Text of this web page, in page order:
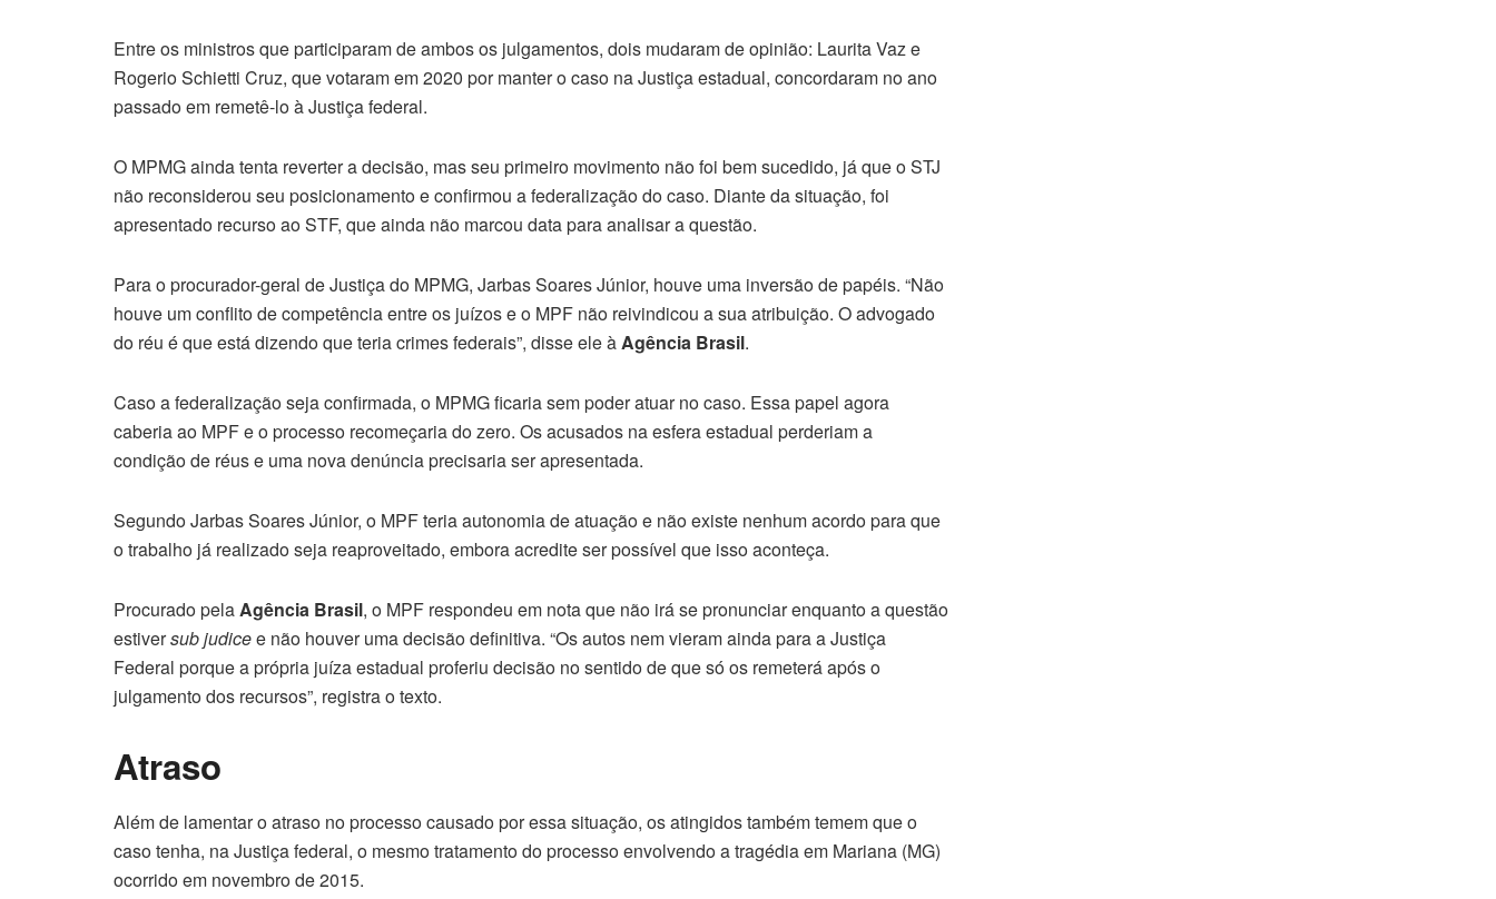
Entre os ministros que participaram de ambos os julgamentos, dois mudaram de opinião: Laurita Vaz e
Rogerio Schietti Cruz, que votaram em 2020 por manter o caso na Justiça estadual, concordaram no ano
passado em remetê-lo à Justiça federal.
O MPMG ainda tenta reverter a decisão, mas seu primeiro movimento não foi bem sucedido, já que o STJ
não reconsiderou seu posicionamento e confirmou a federalização do caso. Diante da situação, foi
apresentado recurso ao STF, que ainda não marcou data para analisar a questão.
Para o procurador-geral de Justiça do MPMG, Jarbas Soares Júnior, houve uma inversão de papéis. “Não
houve um conflito de competência entre os juízos e o MPF não reivindicou a sua atribuição. O advogado
do réu é que está dizendo que teria crimes federais”, disse ele àAgência Brasil.
Caso a federalização seja confirmada, o MPMG ficaria sem poder atuar no caso. Essa papel agora
caberia ao MPF e o processo recomeçaria do zero. Os acusados na esfera estadual perderiam a
condição de réus e uma nova denúncia precisaria ser apresentada.
Segundo Jarbas Soares Júnior, o MPF teria autonomia de atuação e não existe nenhum acordo para que
o trabalho já realizado seja reaproveitado, embora acredite ser possível que isso aconteça.
Procurado pelaAgência Brasil, o MPF respondeu em nota que não irá se pronunciar enquanto a questão
estiversub judicee não houver uma decisão definitiva. “Os autos nem vieram ainda para a Justiça
Federal porque a própria juíza estadual proferiu decisão no sentido de que só os remeterá após o
julgamento dos recursos”, registra o texto.
Atraso
Além de lamentar o atraso no processo causado por essa situação, os atingidos também temem que o
caso tenha, na Justiça federal, o mesmo tratamento do processo envolvendo a tragédia em Mariana (MG)
ocorrido em novembro de 2015.